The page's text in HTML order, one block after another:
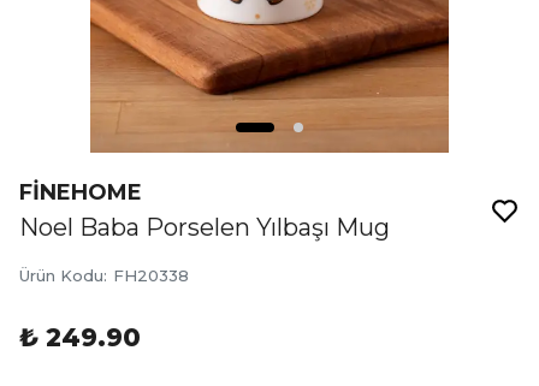
FİNEHOME
Noel Baba Porselen Yılbaşı Mug
Ürün Kodu: FH20338
₺ 249.90